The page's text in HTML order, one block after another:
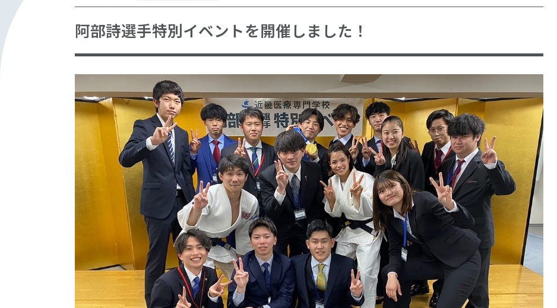
阿部詩選手特別イベントを開催しました！